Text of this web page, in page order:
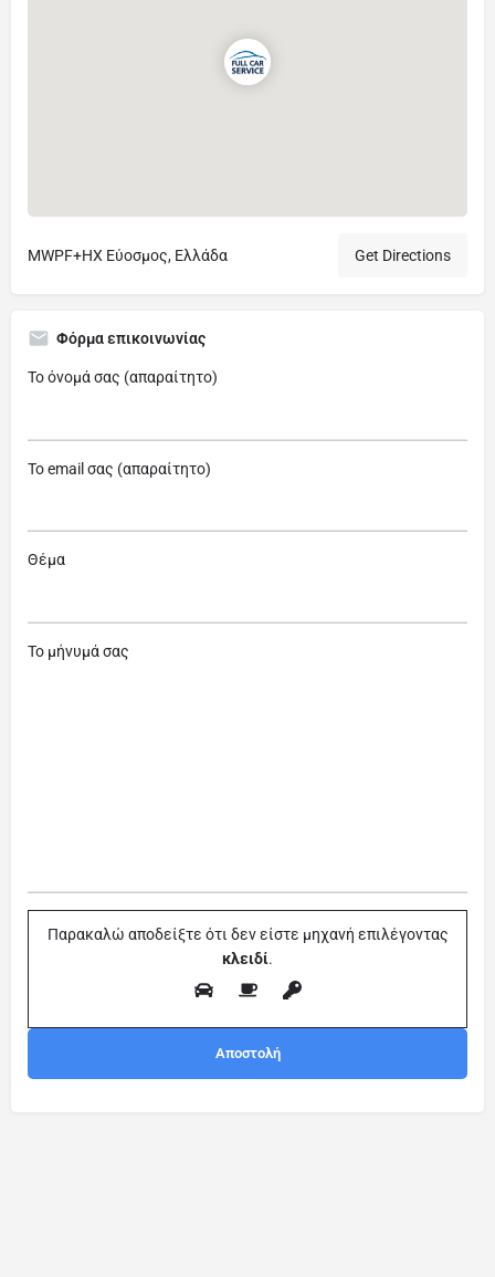
MWPF+HX Εύοσμος, Ελλάδα Get Directions
Φόρμα επικοινωνίας
Το όνομά σας (απαραίτητο)
Το email σας (απαραίτητο)
Θέμα
Το μήνυμά σας
Παρακαλώ αποδείξτε ότι δεν είστε μηχανή επιλέγοντας
κλειδί.